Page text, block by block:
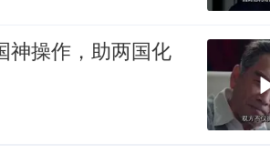
神操作，助两国化